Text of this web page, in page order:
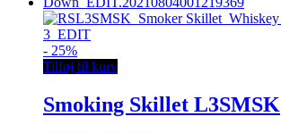
- 25%
Tilføj til kurv
Smoking Skillet L3SMSK